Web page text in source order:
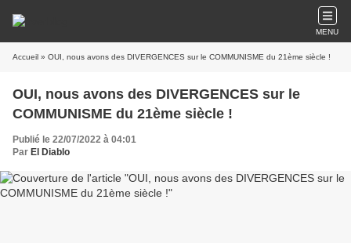
MENU
Accueil » OUI, nous avons des DIVERGENCES sur le COMMUNISME du 21ème siècle !
OUI, nous avons des DIVERGENCES sur le
COMMUNISME du 21ème siècle !
Publié le 22/07/2022 à 04:01
Par El Diablo